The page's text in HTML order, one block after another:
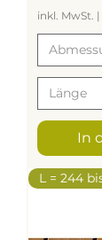
inkl. MwSt. |
In
L = 244